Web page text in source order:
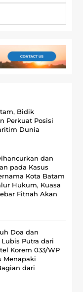
Bidik
Perkuat Posisi
Dunia
dan
pada Kasus
Kota Batam
Hukum, Kuasa
Fitnah Akan
Doa dan
Putra dari
Korem 033/WP
Menapaki
dari